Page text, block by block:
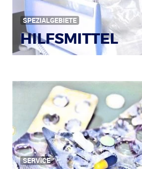
SPEZIALGEBIETE
HILFSMITTEL
Bild: © Rainer Sturm / pixelio.de
SERVICE